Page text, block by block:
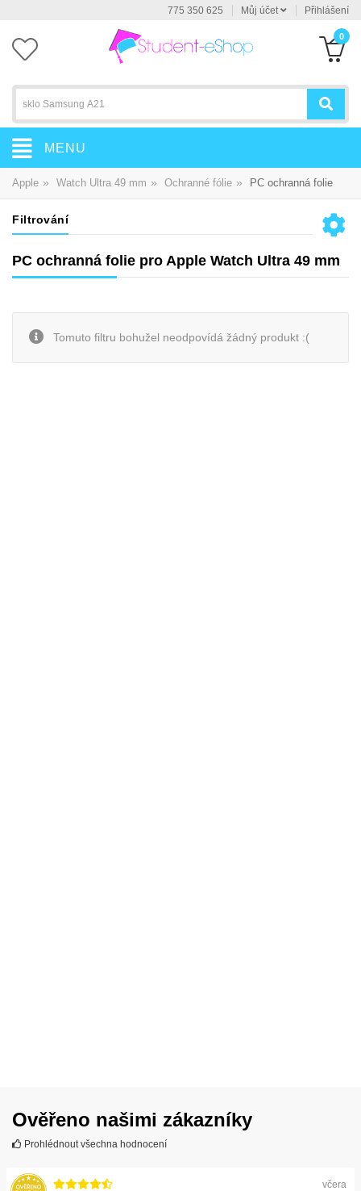
775 350 625 Můj účet Přihlášení
0
MENU
Apple » Watch Ultra 49 mm » Ochranné fólie » PC ochranná folie
Filtrování
PC ochranná folie pro Apple Watch Ultra 49 mm
Tomuto filtru bohužel neodpovídá žádný produkt :(
Ověřeno našimi zákazníky
Prohlédnout všechna hodnocení
včera